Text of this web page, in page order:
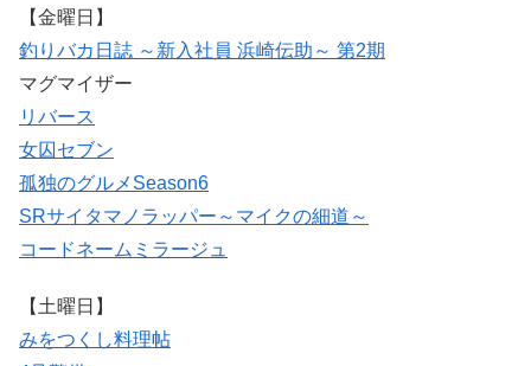
【金曜日】
釣りバカ日誌 ～新入社員 浜崎伝助～ 第2期
マグマイザー
リバース
女囚セブン
孤独のグルメSeason6
SRサイタマノラッパー～マイクの細道～
コードネームミラージュ
【土曜日】
みをつくし料理帖